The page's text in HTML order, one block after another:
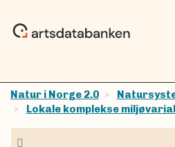
Natur i Norge 2.0
Lokale komplekse